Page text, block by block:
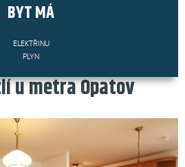
u metra Opatov
BYTMÁ
ELEKTŘINU
PLYN